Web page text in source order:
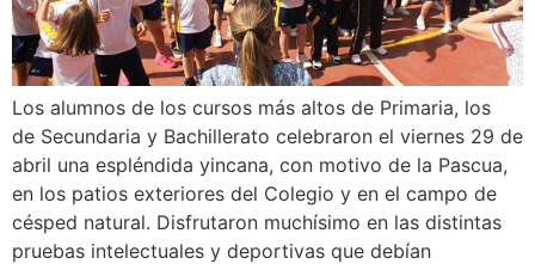
Los alumnos de los cursos más altos de Primaria, los
de Secundaria y Bachillerato celebraron el viernes 29 de
abril una espléndida yincana, con motivo de la Pascua,
en los patios exteriores del Colegio y en el campo de
césped natural. Disfrutaron muchísimo en las distintas
pruebas intelectuales y deportivas que debían